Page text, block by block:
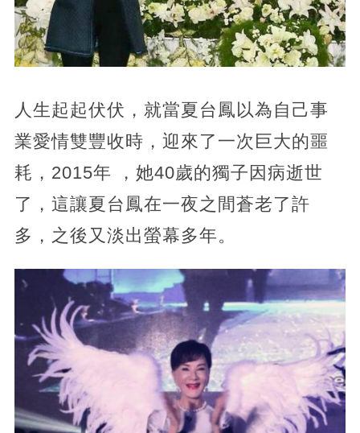
人生起起伏伏，就當夏台鳳以為自己事
業愛情雙豐收時，迎來了一次巨大的噩
耗，2015年 ，她40歲的獨子因病逝世
了，這讓夏台鳳在一夜之間蒼老了許
多，之後又淡出螢幕多年。